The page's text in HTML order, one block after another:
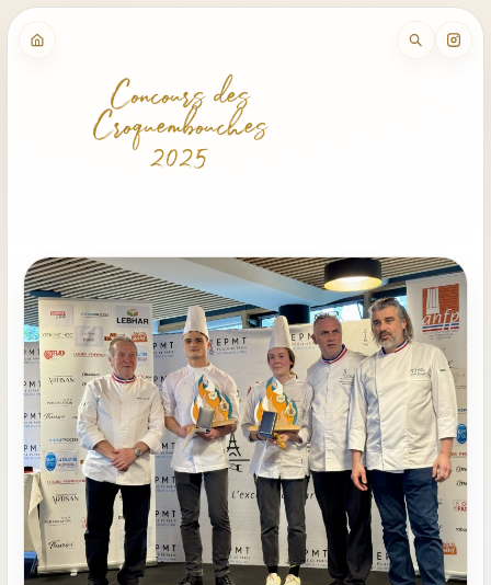
Concours des
Croquembouches
2025